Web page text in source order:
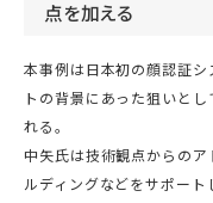
点を加える
本事例は日本初の顔認証
トの背景にあった狙いと
れる。
中矢氏は技術観点からの
ルディングなどをサポー